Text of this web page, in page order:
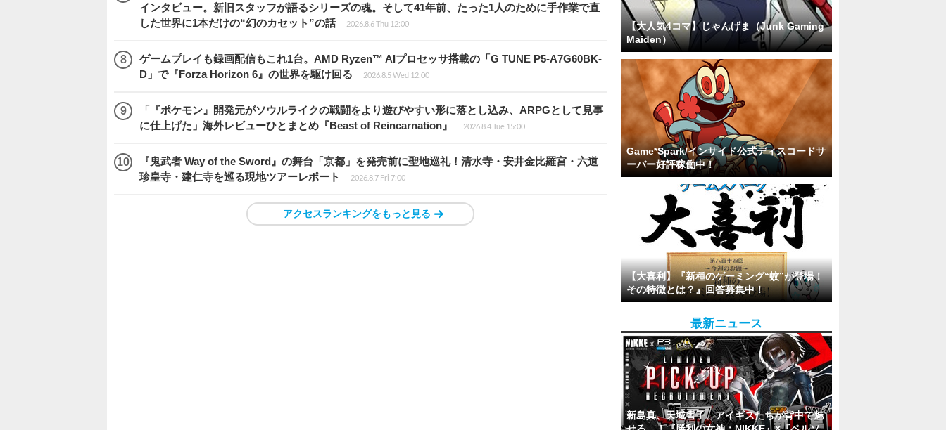
インタビュー。新旧スタッフが語るシリーズの魂。そして41年前、たった1人のために手作業で直
した世界に1本だけの“幻のカセット”の話
2026.8.6 Thu 12:00
ゲームプレイも録画配信もこれ1台。AMD Ryzen™ AIプロセッサ搭載の「G TUNE P5-A7G60BK-
D」で『Forza Horizon 6』の世界を駆け回る
2026.8.5 Wed 12:00
「『ポケモン』開発元がソウルライクの戦闘をより遊びやすい形に落とし込み、ARPGとして見事
に仕上げた」海外レビューひとまとめ『Beast of Reincarnation』
2026.8.4 Tue 15:00
『鬼武者 Way of the Sword』の舞台「京都」を発売前に聖地巡礼！清水寺・安井金比羅宮・六道
珍皇寺・建仁寺を巡る現地ツアーレポート
2026.8.7 Fri 7:00
アクセスランキングをもっと見る
【大人気4コマ】じゃんげま（Junk Gaming
Maiden）
Game*Spark/インサイド公式ディスコードサ
ーバー好評稼働中！
【大喜利】『新種のゲーミング“蚊”が登場！
その特徴とは？』回答募集中！
最新ニュース
新島真、天城雪子、アイギスたちが背中で魅